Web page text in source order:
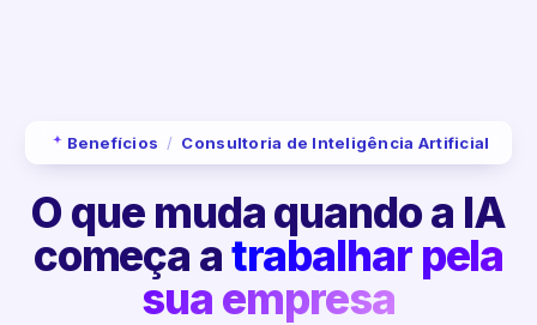
Benefícios / Consultoria de Inteligência Artificial
O que muda quando a IA
começa atrabalhar pela
sua empresa